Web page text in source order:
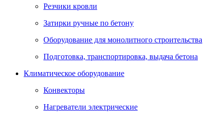
Резчики кровли
Затирки ручные по бетону
Оборудование для монолитного строительства
Подготовка, транспортировка, выдача бетона
Климатическое оборудование
Конвекторы
Нагреватели электрические